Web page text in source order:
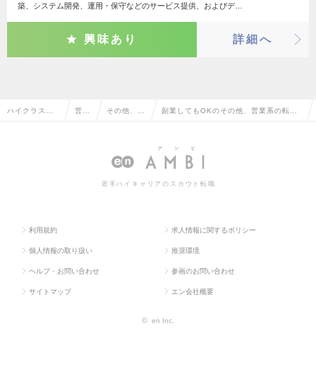
築、システム開発、​運用・保守などのサービス提供、およびデ…
興味あり 詳細へ
ハイクラス求 営業 その他、営 副業してもOKのその他、営業系の転
若手ハイキャリアのスカウト転職
利用規約 求人情報に関するポリシー
個人情報の取り扱い 推奨環境
ヘルプ・お問い合わせ 参画のお問い合わせ
サイトマップ エン会社概要
© en Inc.